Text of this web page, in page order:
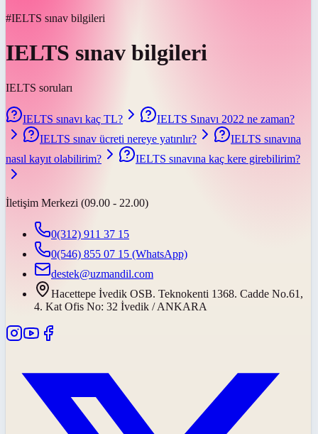
#IELTS sınav bilgileri
IELTS sınav bilgileri
IELTS soruları
IELTS sınavı kaç TL?
IELTS Sınavı 2022 ne zaman?
IELTS sınav ücreti nereye yatırılır?
IELTS sınavına
nasıl kayıt olabilirim?
IELTS sınavına kaç kere girebilirim?
İletişim Merkezi (09.00 - 22.00)
0(312) 911 37 15
0(546) 855 07 15 (WhatsApp)
destek@uzmandil.com
Hacettepe İvedik OSB. Teknokenti 1368. Cadde No.61,
4. Kat Ofis No: 32 İvedik / ANKARA